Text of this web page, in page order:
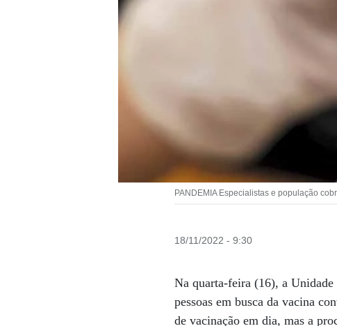
PANDEMIA Especialistas e população
18/11/2022 - 9:30
Na quarta-feira (16), a
pessoas em busca da vacina
de vacinação em dia, mas a